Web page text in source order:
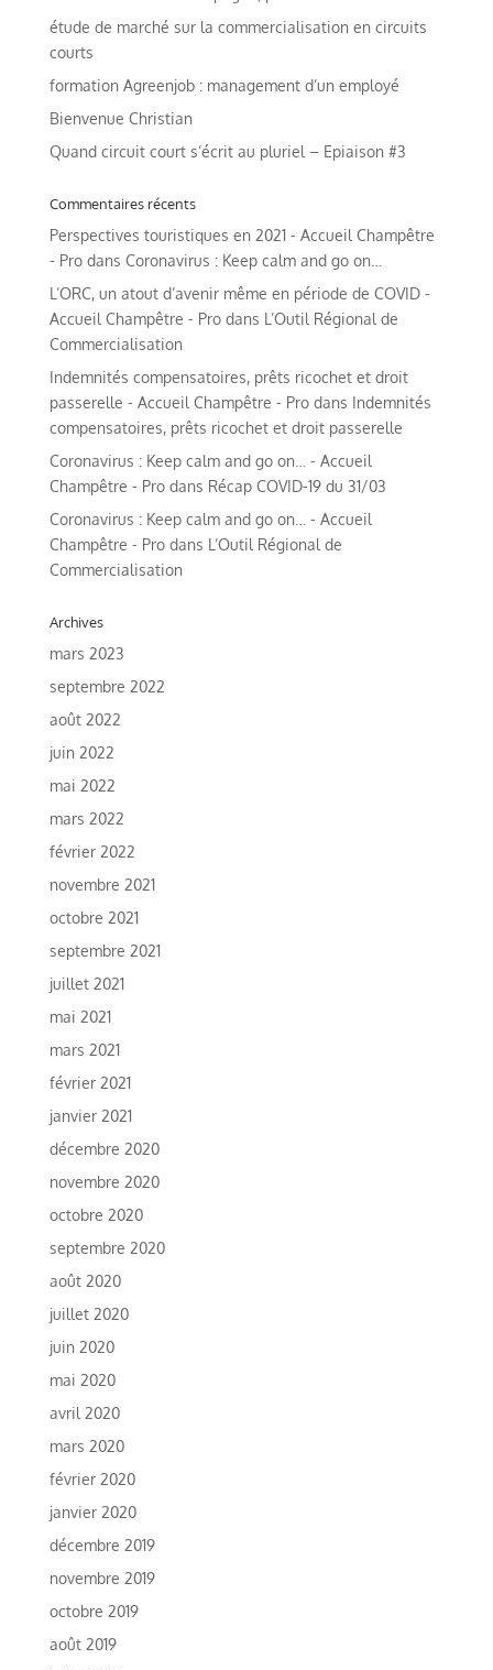
étude de marché sur la commercialisation en circuits
courts
formation Agreenjob : management d’un employé
Bienvenue Christian
Quand circuit court s’écrit au pluriel – Epiaison #3
Commentaires récents
Perspectives touristiques en 2021 - Accueil Champêtre
- Prodans Coronavirus : Keep calm and go on…
L’ORC, un atout d’avenir même en période de COVID -
Accueil Champêtre - Prodans L’Outil Régional de
Commercialisation
Indemnités compensatoires, prêts ricochet et droit
passerelle - Accueil Champêtre - Prodans Indemnités
compensatoires, prêts ricochet et droit passerelle
Coronavirus : Keep calm and go on… - Accueil
Champêtre - Prodans Récap COVID-19 du 31/03
Coronavirus : Keep calm and go on… - Accueil
Champêtre - Prodans L’Outil Régional de
Commercialisation
Archives
mars 2023
septembre 2022
août 2022
juin 2022
mai 2022
mars 2022
février 2022
novembre 2021
octobre 2021
septembre 2021
juillet 2021
mai 2021
mars 2021
février 2021
janvier 2021
décembre 2020
novembre 2020
octobre 2020
septembre 2020
août 2020
juillet 2020
juin 2020
mai 2020
avril 2020
mars 2020
février 2020
janvier 2020
décembre 2019
novembre 2019
octobre 2019
août 2019